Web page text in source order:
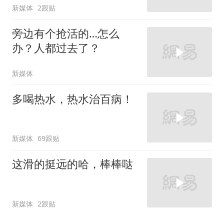
新媒体 2跟贴
旁边有个抢活的…怎么
办？人都过去了？
新媒体
多喝热水，热水治百病！
新媒体 69跟贴
这滑的挺远的哈，棒棒哒
新媒体 2跟贴